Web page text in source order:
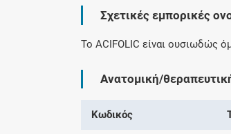
Σχετικές εμπορικές
To ACIFOLIC είναι ουσιωδώς
Ανατομική/
Κωδικός